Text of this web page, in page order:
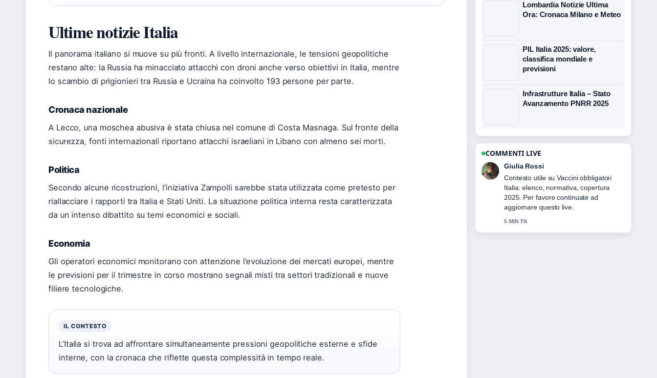
Ultime notizie Italia
Il panorama italiano si muove su più fronti. A livello internazionale, le tensioni geopolitiche
restano alte: la Russia ha minacciato attacchi con droni anche verso obiettivi in Italia, mentre
lo scambio di prigionieri tra Russia e Ucraina ha coinvolto 193 persone per parte.
Cronaca nazionale
A Lecco, una moschea abusiva è stata chiusa nel comune di Costa Masnaga. Sul fronte della
sicurezza, fonti internazionali riportano attacchi israeliani in Libano con almeno sei morti.
Politica
Secondo alcune ricostruzioni, l’iniziativa Zampolli sarebbe stata utilizzata come pretesto per
riallacciare i rapporti tra Italia e Stati Uniti. La situazione politica interna resta caratterizzata
da un intenso dibattito su temi economici e sociali.
Economia
Gli operatori economici monitorano con attenzione l’evoluzione dei mercati europei, mentre
le previsioni per il trimestre in corso mostrano segnali misti tra settori tradizionali e nuove
filiere tecnologiche.
IL CONTESTO
L’Italia si trova ad affrontare simultaneamente pressioni geopolitiche esterne e sfide
interne, con la cronaca che riflette questa complessità in tempo reale.
Lombardia Notizie Ultima
Ora: Cronaca Milano e Meteo
PIL Italia 2025: valore,
classifica mondiale e
previsioni
Infrastrutture Italia – Stato
Avanzamento PNRR 2025
COMMENTI LIVE
Marco Bianchi
La copertura di Sanità pubblica Italia:
come funziona, costi e... sembra solida
e molto facile da seguire.
7 MIN FA